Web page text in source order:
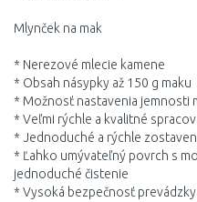
Mlynček na mak
* Nerezové mlecie kamene
* Obsah násypky až 150 g maku
* Možnosť nastavenia jemnosti
* Veľmi rýchle a kvalitné
* Jednoduché a rýchle
* Ľahko umývateľný povrch s
jednoduché čistenie
* Vysoká bezpečnosť prevádzky